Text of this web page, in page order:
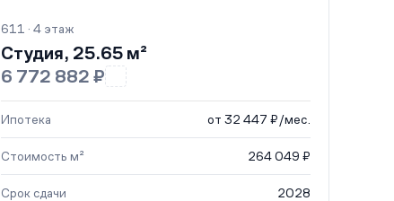
611 · 4 этаж
Студия, 25.65 м²
6 772 882 ₽
Ипотека от 32 447 ₽/мес.
Стоимость м² 264 049 ₽
Срок сдачи 2028